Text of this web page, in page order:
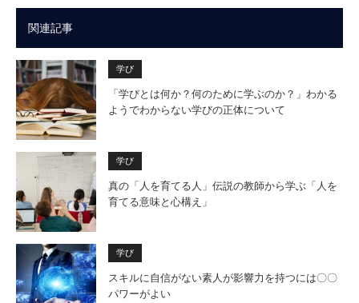
関連記事
学び
「学びとは何か？何のために学ぶのか？」わかる
ようでわからない学びの正体について
学び
真の「人を育てる人」伝説の教師から学ぶ「人を
育てる意味と心構え」
学び
スキルに自信がない素人が影響力を持つには〇〇
パワーがよい